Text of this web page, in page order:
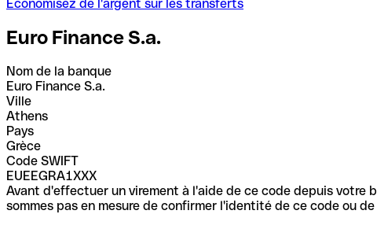
Économisez de l'argent sur les transferts
Euro Finance S.a.
Nom de la banque
Euro Finance S.a.
Ville
Athens
Pays
Grèce
Code SWIFT
EUEEGRA1XXX
Avant d'effectuer un virement à l'aide de ce code depuis votre
sommes pas en mesure de confirmer l'identité de ce code ou